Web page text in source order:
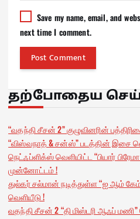
Save my name, email, and
next time I comment.
தற்போதைய
“வதந்தி சீசன் 2” குழுவினரின்
“விஸ்வநாத் & சன்ஸ்” படத்தின் இசை
நெட்ஃப்ளிக்ஸ் வெளியிட்ட “பியார்
முன்னோட்டம் !
துல்கர் சல்மான் நடித்துள்ள “ஐ ஆம்
வெளியீடு !
வதந்தி சீசன் 2 “தி மிஸ்டரி ஆஃப்